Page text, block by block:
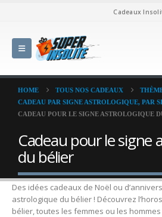
Cadeaux
HOME TOUS NOS CADEAUX
CADEAU PAR SIGNE ASTROLOGIQUE, PAR
CADEAU POUR LE SIGNE ASTROLOGIQUE
Cadeau pour le signe
du bélier
Des idées cadeaux de Noël ou
astrologique du bélier ! Découvrez
bélier, toutes les femmes ou les